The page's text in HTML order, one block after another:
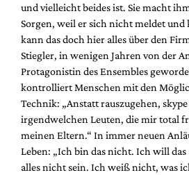
und vielleicht beides ist. Sie macht
Sorgen, weil er sich nicht meldet
kann das doch hier alles über den
Stiegler, in wenigen Jahren von der
Protagonistin des Ensembles
kontrolliert Menschen mit den
Technik: „Anstatt rauszugehen,
irgendwelchen Leuten, die mir total
meinen Eltern.“ In immer neuen
Leben: „Ich bin das nicht. Ich will
alles nicht sein. Ich weiß nicht, was